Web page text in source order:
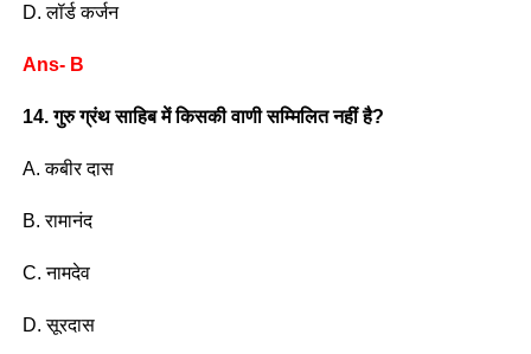
D. लॉर्ड कर्जन
Ans- B
14. गुरु ग्रंथ साहिब में किसकी वाणी सम्मिलित नहीं है?
A. कबीर दास
B. रामानंद
C. नामदेव
D. सूरदास